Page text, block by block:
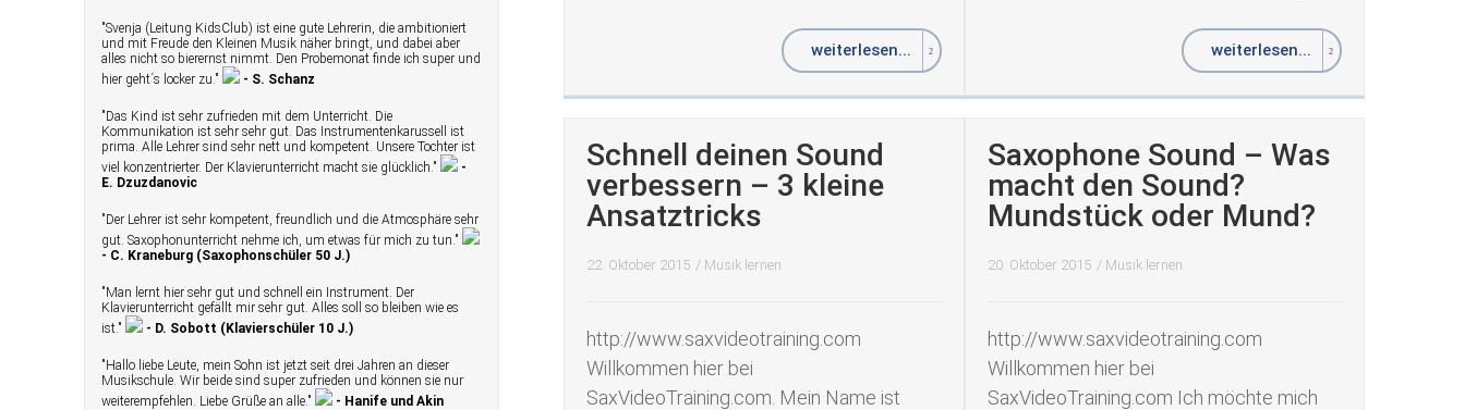
"Svenja (Leitung KidsClub) ist eine gute Lehrerin, die ambitioniert
und mit Freude den Kleinen Musik näher bringt, und dabei aber
alles nicht so bierernst nimmt. Den Probemonat finde ich super und
hier geht´s locker zu."
- S. Schanz
"Das Kind ist sehr zufrieden mit dem Unterricht. Die
Kommunikation ist sehr sehr gut. Das Instrumentenkarussell ist
prima. Alle Lehrer sind sehr nett und kompetent. Unsere Tochter ist
viel konzentrierter. Der Klavierunterricht macht sie glücklich."
-
E. Dzuzdanovic
"Der Lehrer ist sehr kompetent, freundlich und die Atmosphäre sehr
gut. Saxophonunterricht nehme ich, um etwas für mich zu tun."
- C. Kraneburg (Saxophonschüler 50 J.)
"Man lernt hier sehr gut und schnell ein Instrument. Der
Klavierunterricht gefällt mir sehr gut. Alles soll so bleiben wie es
ist."
- D. Sobott (Klavierschüler 10 J.)
"Hallo liebe Leute, mein Sohn ist jetzt seit drei Jahren an dieser
Musikschule. Wir beide sind super zufrieden und können sie nur
weiterempfehlen. Liebe Grüße an alle."
- Hanife und Akin
weiterlesen... weiterlesen...
Schnell deinen Sound
verbessern – 3 kleine
Ansatztricks
22. Oktober 2015 / Musik lernen
http://www.saxvideotraining.com
Willkommen hier bei
SaxVideoTraining.com. Mein Name ist
Saxophone Sound – Was
macht den Sound?
Mundstück oder Mund?
20. Oktober 2015 / Musik lernen
http://www.saxvideotraining.com
Willkommen hier bei
SaxVideoTraining.com Ich möchte mich